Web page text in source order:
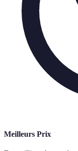
Meilleurs Prix